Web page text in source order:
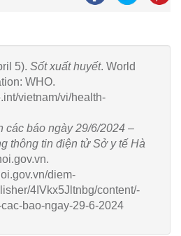
5). Sốt xuất huyết. World
WHO.
vietnam/vi/health-
các báo ngày 29/6/2024 –
thông tin điện tử Sở y tế Hà
diem-
4IVkx5Jltnbg/content/-
bao-ngay-29-6-2024